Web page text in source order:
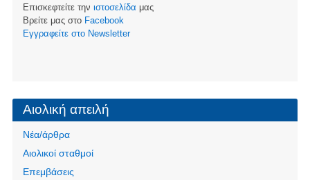
Επισκεφτείτε την ιστοσελίδα μας
Βρείτε μας στο Facebook
Eγγραφείτε στο Newsletter
Αιολική απειλή
Νέα/άρθρα
Αιολικοί σταθμοί
Επεμβάσεις